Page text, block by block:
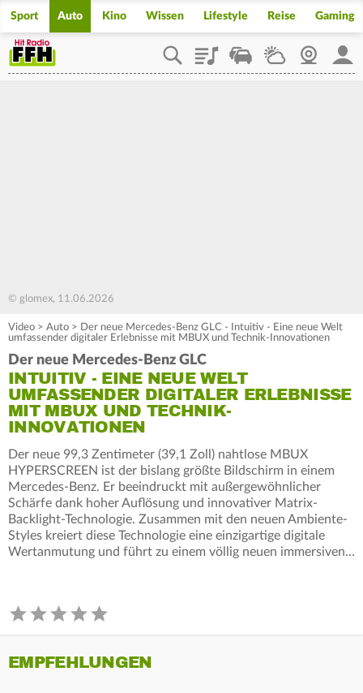
Sport Auto Kino Wissen Lifestyle Reise Gaming
PlaylistStaupilotWetterWebcam
© glomex, 11.06.2026
Video > Auto > Der neue Mercedes-Benz GLC - Intuitiv - Eine neue Welt
umfassender digitaler Erlebnisse mit MBUX und Technik-Innovationen
Der neue Mercedes-Benz GLC
INTUITIV - EINE NEUE WELT
UMFASSENDER DIGITALER ERLEBNISSE
MIT MBUX UND TECHNIK-
INNOVATIONEN
Der neue 99,3 Zentimeter (39,1 Zoll) nahtlose MBUX
HYPERSCREEN ist der bislang größte Bildschirm in einem
Mercedes-Benz. Er beeindruckt mit außergewöhnlicher
Schärfe dank hoher Auflösung und innovativer Matrix-
Backlight-Technologie. Zusammen mit den neuen Ambiente-
Styles kreiert diese Technologie eine einzigartige digitale
Wertanmutung und führt zu einem völlig neuen immersiven…
EMPFEHLUNGEN